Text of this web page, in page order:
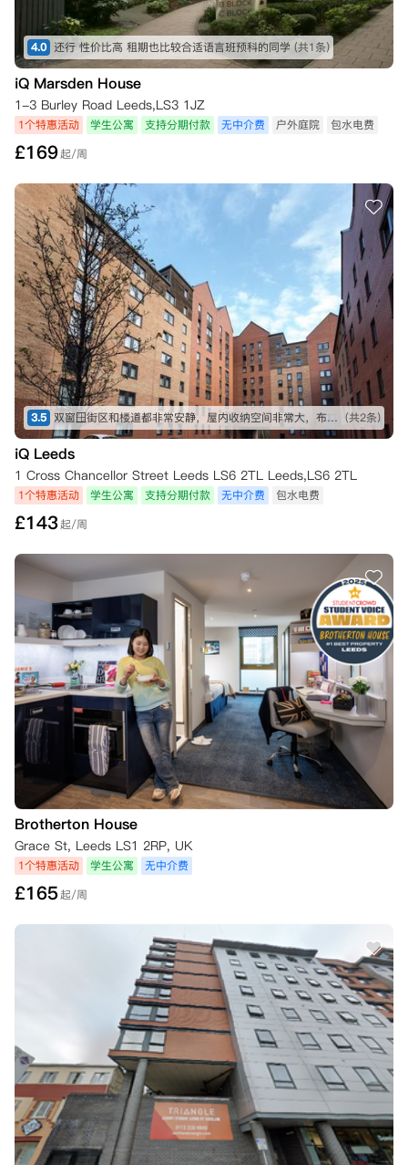
4.0 还行 性价比高 租期也比较合适语言班预科的同学 (共1条)
iQ Marsden House
1-3 Burley Road Leeds,LS3 1JZ
1个特惠活动 学生公寓 支持分期付款 无中介费 户外庭院 包水电费
£169起/周
3.5 双窗🪟街区和楼道都非常安静，屋内收纳空间非常大，布局合理，热水暖气充足 (共2条)
iQ Leeds
1 Cross Chancellor Street Leeds LS6 2TL Leeds,LS6 2TL
1个特惠活动 学生公寓 支持分期付款 无中介费 包水电费
£143起/周
Brotherton House
Grace St, Leeds LS1 2RP, UK
1个特惠活动 学生公寓 无中介费
£165起/周